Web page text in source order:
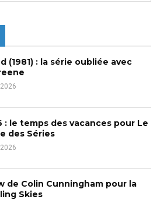
C
(1981) : la série oubliée avec
: le temps des vacances pour Le
des Séries
de Colin Cunningham pour la
Skies